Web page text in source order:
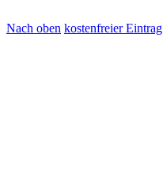
Nach oben kostenfreier Eintrag